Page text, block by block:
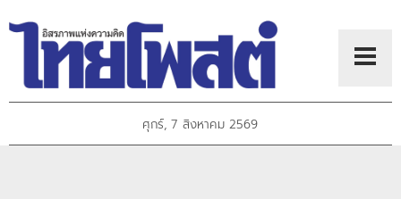
ศุกร์, 7 สิงหาคม 2569